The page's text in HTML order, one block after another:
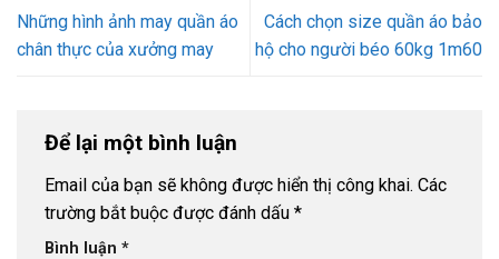
Những hình ảnh may quần áo
chân thực của xưởng may
Cách chọn size quần áo bảo
hộ cho người béo 60kg 1m60
Để lại một bình luận
Email của bạn sẽ không được hiển thị công khai. Các
trường bắt buộc được đánh dấu *
Bình luận *